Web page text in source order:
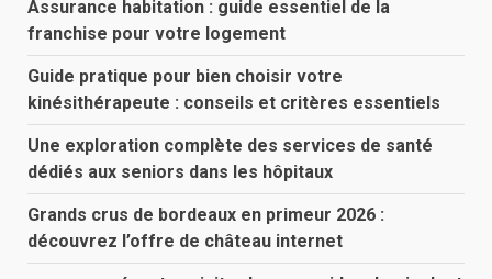
Assurance habitation : guide essentiel de la
franchise pour votre logement
Guide pratique pour bien choisir votre
kinésithérapeute : conseils et critères essentiels
Une exploration complète des services de santé
dédiés aux seniors dans les hôpitaux
Grands crus de bordeaux en primeur 2026 :
découvrez l’offre de château internet